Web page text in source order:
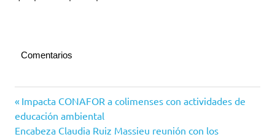
Comentarios
Navegación
de
Entrada
anterior:
Impacta CONAFOR a colimenses con actividades de
educación ambiental
Siguiente
Encabeza Claudia Ruiz Massieu reunión con los